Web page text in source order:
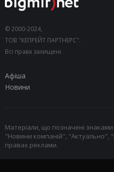
© 2000-2024,
ТОВ "КЕПРЕЙТ ПАРТНЕРС".
Всі права захищені.
Афіша
Новини
Матеріали, що позначені
"Новини компаній", "Актуально",
правах реклами.